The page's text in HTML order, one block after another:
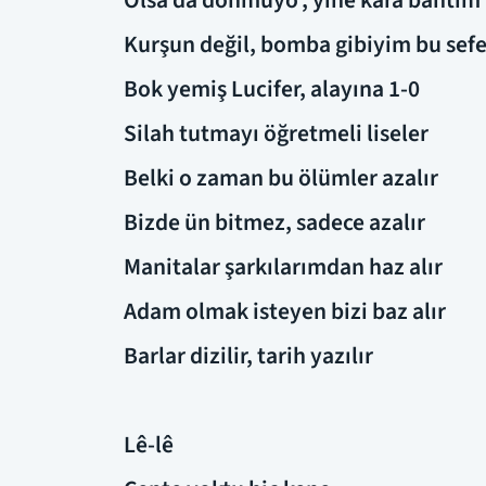
Kurşun değil, bomba gibiyim bu
Bok yemiş Lucifer, alayına 1-0
Silah tutmayı öğretmeli liseler
Belki o zaman bu ölümler azalır
Bizde ün bitmez, sadece azalır
Manitalar şarkılarımdan haz alır
Adam olmak isteyen bizi baz alır
Barlar dizilir, tarih yazılır
Lê-lê